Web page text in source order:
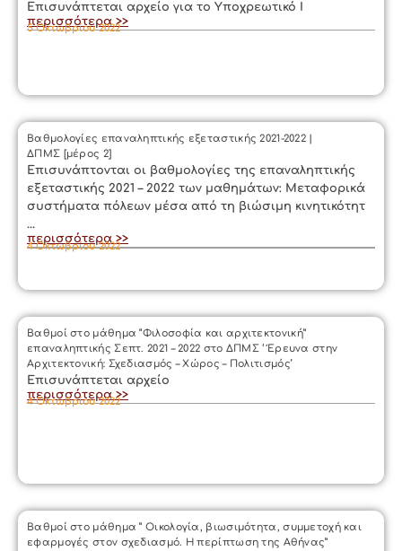
Επισυνάπτεται αρχείο για το Υποχρεωτικό Ι
περισσότερα >>
5 Οκτωβρίου 2022
Βαθμολογίες επαναληπτικής εξεταστικής 2021-2022 |
ΔΠΜΣ [μέρος 2]
Επισυνάπτονται οι βαθμολογίες της επαναληπτικής
εξεταστικής 2021 – 2022 των μαθημάτων: Μεταφορικά
συστήματα πόλεων μέσα από τη βιώσιμη κινητικότητ
...
περισσότερα >>
4 Οκτωβρίου 2022
Βαθμοί στο μάθημα “Φιλοσοφία και αρχιτεκτονική”
επαναληπτικής Σεπτ. 2021 – 2022 στο ΔΠΜΣ ‘ Έρευνα στην
Αρχιτεκτονική: Σχεδιασμός – Χώρος – Πολιτισμός’
Επισυνάπτεται αρχείο
περισσότερα >>
4 Οκτωβρίου 2022
Βαθμοί στο μάθημα ” Οικολογία, βιωσιμότητα, συμμετοχή και
εφαρμογές στον σχεδιασμό. Η περίπτωση της Αθήνας”